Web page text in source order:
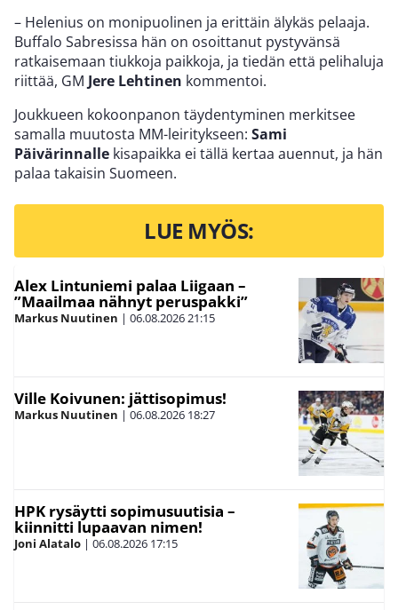
– Helenius on monipuolinen ja erittäin älykäs pelaaja.
Buffalo Sabresissa hän on osoittanut pystyvänsä
ratkaisemaan tiukkoja paikkoja, ja tiedän että pelihaluja
riittää, GM Jere Lehtinen kommentoi.
Joukkueen kokoonpanon täydentyminen merkitsee
samalla muutosta MM-leiritykseen: Sami
Päivärinnalle kisapaikka ei tällä kertaa auennut, ja hän
palaa takaisin Suomeen.
LUE MYÖS:
Alex Lintuniemi palaa Liigaan –
”Maailmaa nähnyt peruspakki”
Markus Nuutinen | 06.08.202621:15
Ville Koivunen: jättisopimus!
Markus Nuutinen | 06.08.2026 18:27
HPK rysäytti sopimusuutisia –
kiinnitti lupaavan nimen!
Joni Alatalo | 06.08.2026 17:15